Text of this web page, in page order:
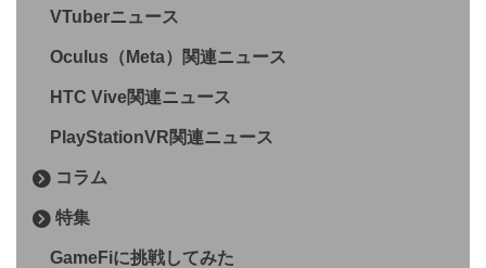
VTuberニュース
Oculus（Meta）関連ニュース
HTC Vive関連ニュース
PlayStationVR関連ニュース
コラム
特集
GameFiに挑戦してみた